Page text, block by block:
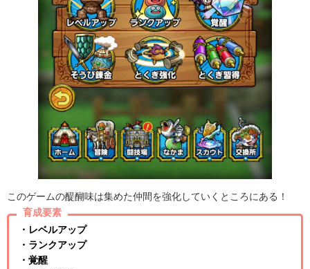
このゲームの醍醐味は集めた仲間を強化していくところにある！
育成要素
・レベルアップ
・ランクアップ
・覚醒